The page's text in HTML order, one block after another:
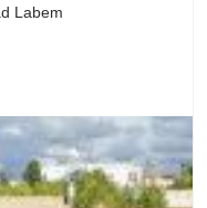
Labem